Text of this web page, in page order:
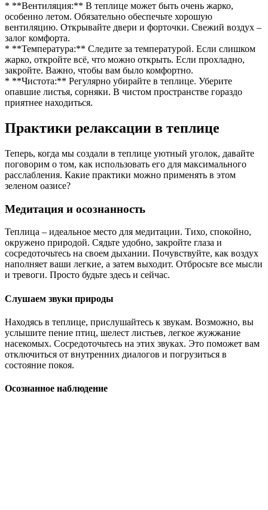
* **Вентиляция:** В теплице может быть очень жарко,
особенно летом. Обязательно обеспечьте хорошую
вентиляцию. Открывайте двери и форточки. Свежий воздух –
залог комфорта.
* **Температура:** Следите за температурой. Если слишком
жарко, откройте всё, что можно открыть. Если прохладно,
закройте. Важно, чтобы вам было комфортно.
* **Чистота:** Регулярно убирайте в теплице. Уберите
опавшие листья, сорняки. В чистом пространстве гораздо
приятнее находиться.
Практики релаксации в теплице
Теперь, когда мы создали в теплице уютный уголок, давайте
поговорим о том, как использовать его для максимального
расслабления. Какие практики можно применять в этом
зеленом оазисе?
Медитация и осознанность
Теплица – идеальное место для медитации. Тихо, спокойно,
окружено природой. Сядьте удобно, закройте глаза и
сосредоточьтесь на своем дыхании. Почувствуйте, как воздух
наполняет ваши легкие, а затем выходит. Отбросьте все мысли
и тревоги. Просто будьте здесь и сейчас.
Слушаем звуки природы
Находясь в теплице, прислушайтесь к звукам. Возможно, вы
услышите пение птиц, шелест листьев, легкое жужжание
насекомых. Сосредоточьтесь на этих звуках. Это поможет вам
отключиться от внутренних диалогов и погрузиться в
состояние покоя.
Осознанное наблюдение